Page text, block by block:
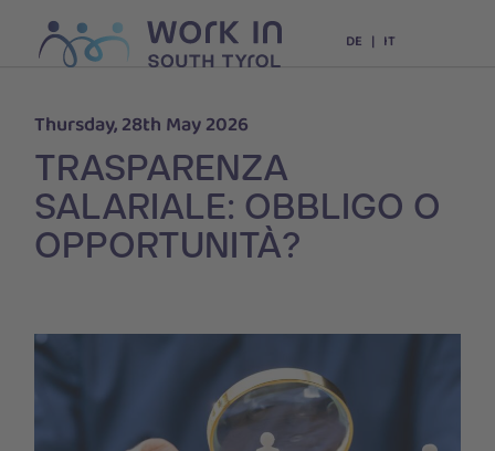
DE IT
Thursday, 28th May 2026
TRASPARENZA
SALARIALE: OBBLIGO O
OPPORTUNITÀ?